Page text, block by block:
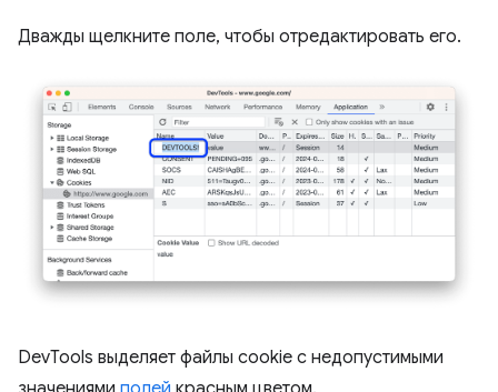
Дважды щелкните поле, чтобы отредактировать его.
DevTools выделяет файлы cookie с недопустимыми